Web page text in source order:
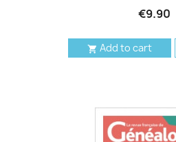
€9.90
 Add to cart